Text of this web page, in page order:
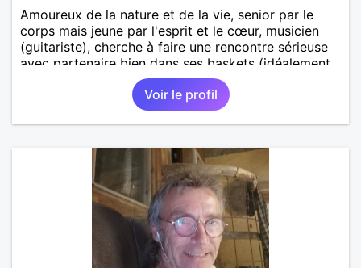
Amoureux de la nature et de la vie, senior par le
corps mais jeune par l'esprit et le cœur, musicien
(guitariste), cherche à faire une rencontre sérieuse
avec partenaire bien dans ses baskets (idéalement,
vous avez entre 60 et 70 ans) pour partager
moments conviviaux et agréables (voyages, sorties,
concerts, etc.) et pourquoi pas faire un bout de
chemin ensemble. Au programme: humour,
intéresse, n'hésitez pas à me contacter, je vous
répondrai avec joie.
Voir le profil